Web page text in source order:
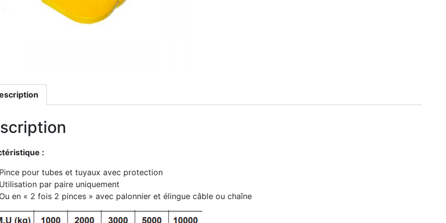
:
Pince pour tubes et tuyaux avec protection
Utilisation par paire uniquement
Ou en « 2 fois 2 pinces » avec palonnier et élingue câble ou chaîne